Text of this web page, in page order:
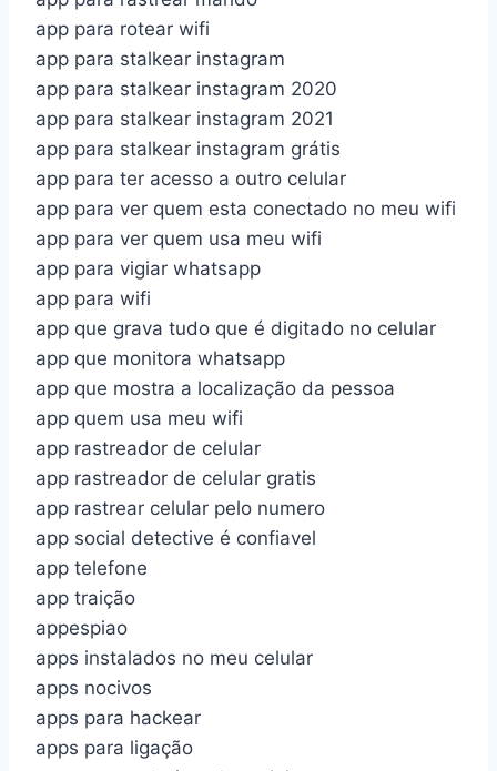
app para rotear wifi
app para stalkear instagram
app para stalkear instagram 2020
app para stalkear instagram 2021
app para stalkear instagram grátis
app para ter acesso a outro celular
app para ver quem esta conectado no meu wifi
app para ver quem usa meu wifi
app para vigiar whatsapp
app para wifi
app que grava tudo que é digitado no celular
app que monitora whatsapp
app que mostra a localização da pessoa
app quem usa meu wifi
app rastreador de celular
app rastreador de celular gratis
app rastrear celular pelo numero
app social detective é confiavel
app telefone
app traição
appespiao
apps instalados no meu celular
apps nocivos
apps para hackear
apps para ligação